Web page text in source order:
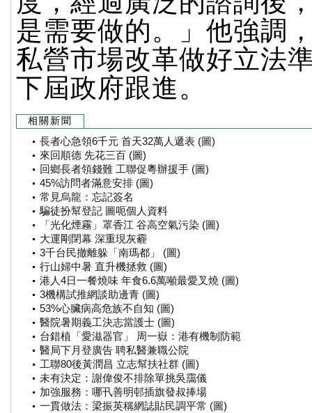
是需要做的。」他強調
私營市場改革做好立法
下屆政府跟進。
相關新聞
長者心急領6千元 首天32萬人遞表 (圖)
來回順德 先花三百 (圖)
回鄉長者領錢難 工聯促粵辦援手 (圖)
45%訪問者滿意安排 (圖)
常見烏龍：忘記簽名
騙徒扮幫登記 圖呃個人資料
「光化煙霧」罩香江 谷高空氣污染 (圖)
大運剛閉幕 深重現灰霾
3千台民撤離躲「南瑪都」 (圖)
行山婦中暑 直升機拯救 (圖)
港人4日一餐燒味 年食6.6萬噸最愛叉燒 (圖)
3機構試推網談助邊青 (圖)
53%心臟病高危族不自知 (圖)
醫院暑期義工決志當護士 (圖)
台錯植「愛滋器官」 周一嶽：港有機制防範
醫局下月登廣告 聘私醫兼職公院
工聯80後黃潤昌 立志幫扶社群 (圖)
未有決定：謝偉俊不排除單挑吳靄儀
加強服務：哪卂善明邨插旗發叔捧場
一貫做法：梁振英稱網誌貼民調平常 (圖)